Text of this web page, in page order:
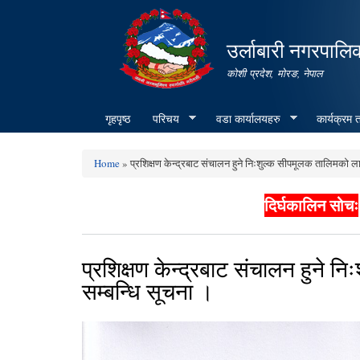
उर्लाबारी
कोशी प्रदेश, माेरङ, नेपाल
गृहपृष्ठ परिचय वडा कार्यालयहरु कार्यक्रम
You are here
Home» प्रशिक्षण केन्द्रबाट संचालन हुने निःशुल्क सीपमूलक तालिमको
दिर्घकालिन सोचः
प्रशिक्षण केन्द्रबाट संचालन हुने
सम्बन्धि सूचना ।